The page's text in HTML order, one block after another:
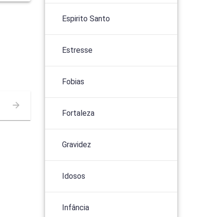
Espirito Santo
Estresse
Fobias
Fortaleza
Gravidez
Idosos
Infância